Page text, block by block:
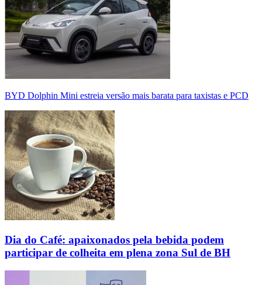
BYD Dolphin Mini estreia versão mais barata para taxistas e PCD
Dia do Café: apaixonados pela bebida podem
participar de colheita em plena zona Sul de BH